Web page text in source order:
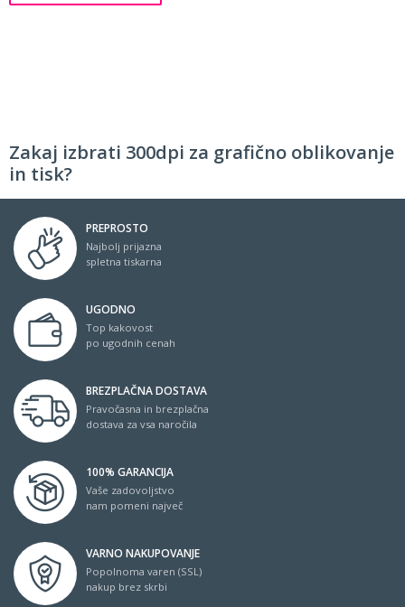
Zakaj izbrati 300dpi za grafično oblikovanje
in tisk?
PREPROSTO
Najbolj prijazna
spletna tiskarna
UGODNO
Top kakovost
po ugodnih cenah
BREZPLAČNA DOSTAVA
Pravočasna in brezplačna
dostava za vsa naročila
100% GARANCIJA
Vaše zadovoljstvo
nam pomeni največ
VARNO NAKUPOVANJE
Popolnoma varen (SSL)
nakup brez skrbi